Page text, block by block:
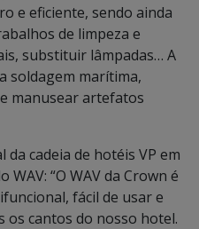
e eficiente, sendo ainda
de limpeza e
substituir lâmpadas… A
soldagem marítima,
manusear artefatos
da cadeia de hotéis VP em
“O WAV da Crown é
fácil de usar e
os cantos do nosso hotel.